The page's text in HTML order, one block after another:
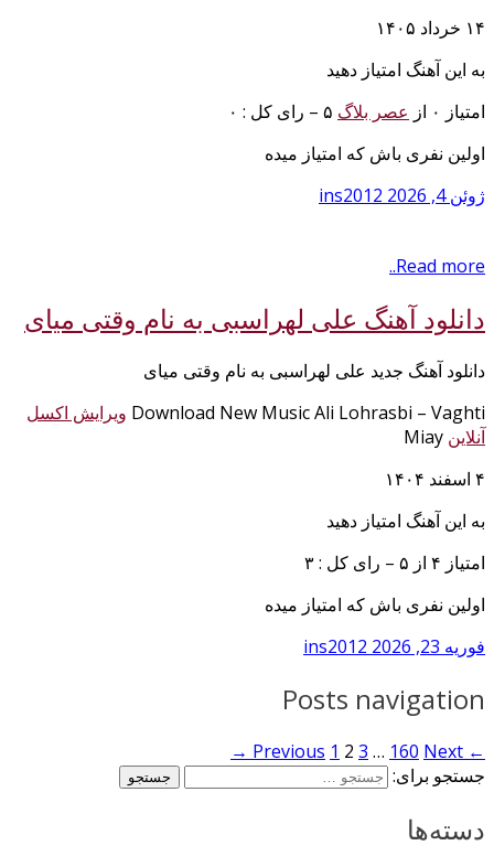
۱۴ خرداد ۱۴۰۵
به این آهنگ امتیاز دهید
امتیاز ۰ از
عصر بلاگ
اولین نفری باش که امتیاز میده
ژوئن 4, 2026
ins2012
Read more..
دانلود آهنگ علی لهراسبی به نام وقتی میای
دانلود آهنگ جدید علی لهراسبی به نام وقتی میای
Download New Music Ali Lohrasbi – Vaghti ویرایش اکسل
آنلاین
۴ اسفند ۱۴۰۴
به این آهنگ امتیاز دهید
امتیاز ۴ از ۵ – رای کل : ۳
اولین نفری باش که امتیاز میده
فوریه 23, 2026
ins2012
Posts navigation
← Previous
1 2 3 … 160 Next →
جستجو برای:
دسته‌ها